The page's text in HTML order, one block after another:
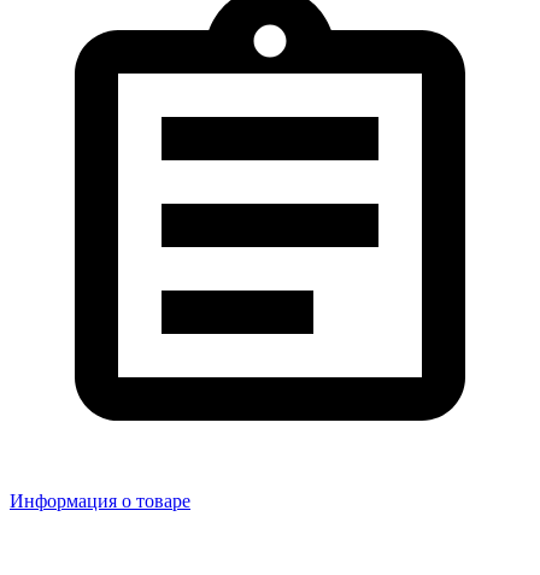
Информация о товаре